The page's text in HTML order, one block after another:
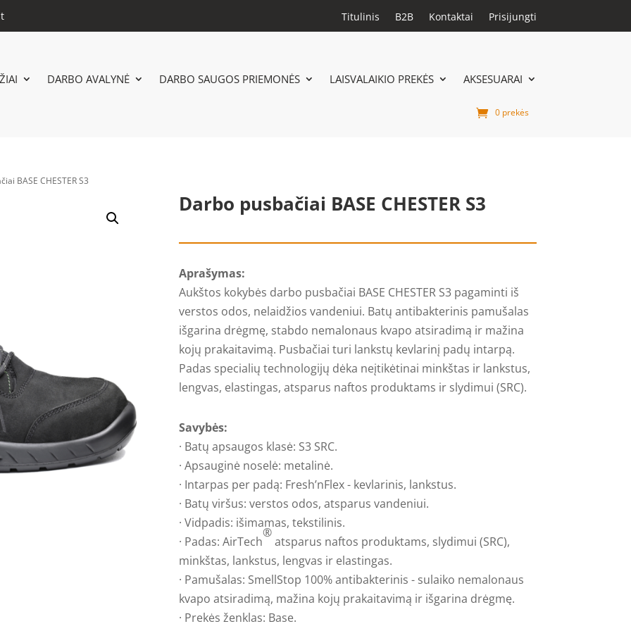
Titulinis B2B Kontaktai Prisijungti
DARBO AVALYNĖ DARBO SAUGOS PRIEMONĖS LAISVALAIKIO PREKĖS AKSESUARAI
0 prekės
BASE CHESTER S3
Darbo pusbačiai BASE CHESTER S3
Aprašymas:
Aukštos kokybės darbo pusbačiai BASE CHESTER S3 pagaminti iš
verstos odos, nelaidžios vandeniui. Batų antibakterinis pamušalas
išgarina drėgmę, stabdo nemalonaus kvapo atsiradimą ir mažina
kojų prakaitavimą. Pusbačiai turi lankstų kevlarinį padų intarpą.
Padas specialių technologijų dėka neįtikėtinai minkštas ir lankstus,
lengvas, elastingas, atsparus naftos produktams ir slydimui (SRC).
Savybės:
· Batų apsaugos klasė: S3 SRC.
· Apsauginė noselė: metalinė.
· Intarpas per padą: Fresh’nFlex - kevlarinis, lankstus.
· Batų viršus: verstos odos, atsparus vandeniui.
· Vidpadis: išimamas, tekstilinis.
· Padas: AirTech
®
atsparus naftos produktams, slydimui (SRC),
minkštas, lankstus, lengvas ir elastingas.
· Pamušalas: SmellStop 100% antibakterinis - sulaiko nemalonaus
kvapo atsiradimą, mažina kojų prakaitavimą ir išgarina drėgmę.
· Prekės ženklas: Base.